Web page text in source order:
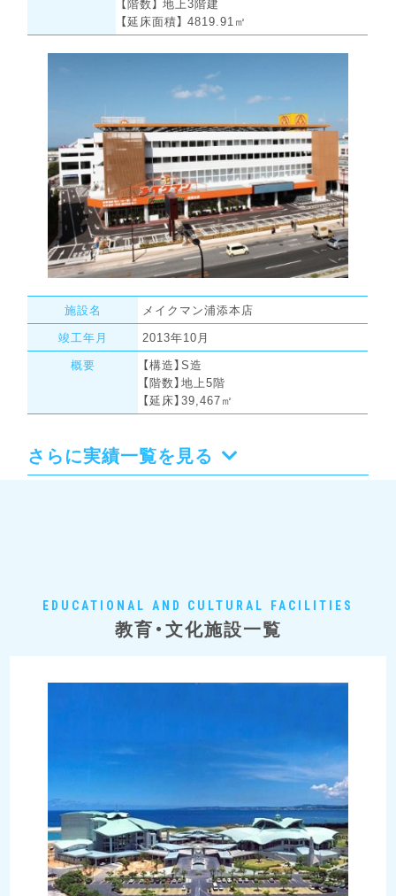
【延床面積】 4819.91㎡
施設名
メイクマン浦添本店
竣工年月
2013年10月
概要
【構造】S造
【階数】地上5階
【延床】39,467㎡
さらに実績一覧を見る
EDUCATIONAL AND CULTURAL FACILITIES
教育・文化施設一覧